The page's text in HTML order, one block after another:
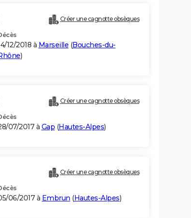
Créer une cagnotte obsèques
12/2018 à Marseille (Bouches-du-
)
Créer une cagnotte obsèques
07/2017 à Gap (Hautes-Alpes)
Créer une cagnotte obsèques
06/2017 à Embrun (Hautes-Alpes)